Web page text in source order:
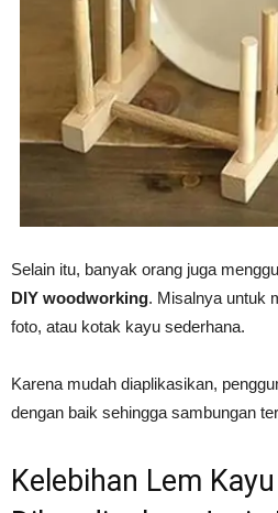
Selain itu, banyak orang juga
DIY woodworking. Misalnya untuk
foto, atau kotak kayu sederhana.
Karena mudah diaplikasikan,
dengan baik sehingga sambungan
Kelebihan Lem